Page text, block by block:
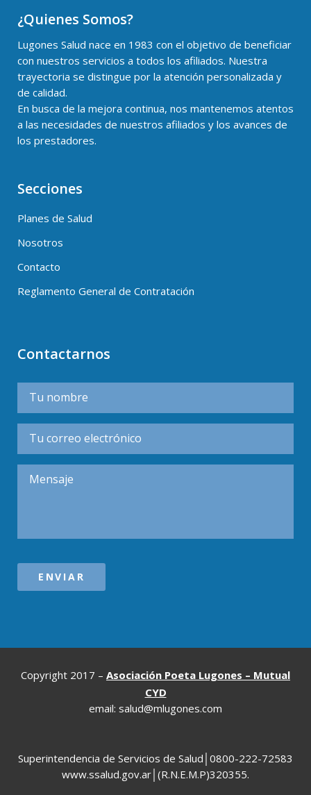
¿Quienes Somos?
Lugones Salud nace en 1983 con el objetivo de beneficiar
con nuestros servicios a todos los afiliados. Nuestra
trayectoria se distingue por la atención personalizada y
de calidad.
En busca de la mejora continua, nos mantenemos atentos
a las necesidades de nuestros afiliados y los avances de
los prestadores.
Secciones
Planes de Salud
Nosotros
Contacto
Reglamento General de Contratación
Contactarnos
Copyright 2017 – Asociación Poeta Lugones – Mutual
CYD
email: salud@mlugones.com
Superintendencia de Servicios de Salud│0800-222-72583
www.ssalud.gov.ar│(R.N.E.M.P)320355.